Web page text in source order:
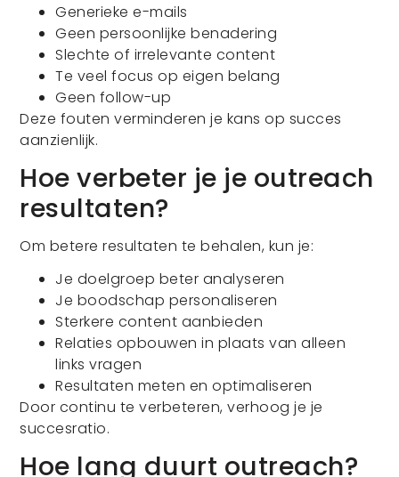
Generieke e-mails
Geen persoonlijke benadering
Slechte of irrelevante content
Te veel focus op eigen belang
Geen follow-up
Deze fouten verminderen je kans op succes
aanzienlijk.
Hoe verbeter je je outreach
resultaten?
Om betere resultaten te behalen, kun je:
Je doelgroep beter analyseren
Je boodschap personaliseren
Sterkere content aanbieden
Relaties opbouwen in plaats van alleen
links vragen
Resultaten meten en optimaliseren
Door continu te verbeteren, verhoog je je
succesratio.
Hoe lang duurt outreach?